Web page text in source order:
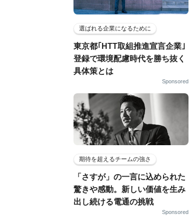
選ばれる企業になるために
東京都｢HTT取組推進宣言企業｣
登録で環境配慮時代を勝ち抜く
具体策とは
Sponsored
期待を超えるチームの強さ
「さすが」の一言に込められた
驚きや感動。新しい価値を生み
出し続ける電通の挑戦
Sponsored